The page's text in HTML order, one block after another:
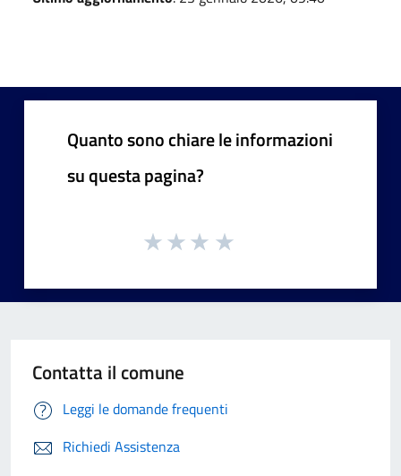
Quanto sono chiare le informazioni
su questa pagina?
Contatta il comune
Leggi le domande frequenti
Richiedi Assistenza